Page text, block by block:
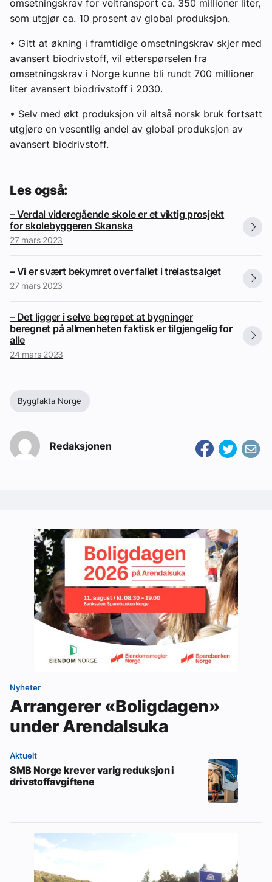
omsetningskrav for veitransport ca. 350 millioner liter,
som utgjør ca. 10 prosent av global produksjon.
• Gitt at økning i framtidige omsetningskrav skjer med
avansert biodrivstoff, vil etterspørselen fra
omsetningskrav i Norge kunne bli rundt 700 millioner
liter avansert biodrivstoff i 2030.
• Selv med økt produksjon vil altså norsk bruk fortsatt
utgjøre en vesentlig andel av global produksjon av
avansert biodrivstoff.
Les også:
– Verdal videregående skole er et viktig prosjekt
for skolebyggeren Skanska
27 mars 2023
– Vi er svært bekymret over fallet i trelastsalget
27 mars 2023
– Det ligger i selve begrepet at bygninger
beregnet på allmenheten faktisk er tilgjengelig for
alle
24 mars 2023
Byggfakta Norge
Redaksjonen
Nyheter
Arrangerer «Boligdagen»
under Arendalsuka
Aktuelt
SMB Norge krever varig reduksjon i
drivstoffavgiftene